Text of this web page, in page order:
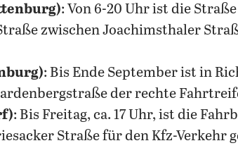
: Von 6-20 Uhr ist die
zwischen Joachimsthaler
: Bis Ende September ist in
der rechte
: Bis Freitag, ca. 17 Uhr, ist die
Straße für den Kfz-Verkehr